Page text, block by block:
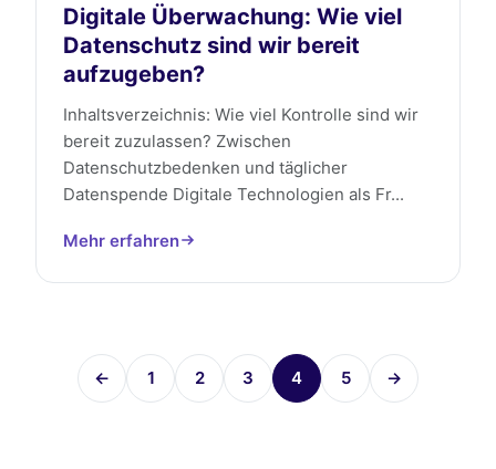
Digitale Überwachung: Wie viel
Datenschutz sind wir bereit
aufzugeben?
Inhaltsverzeichnis: Wie viel Kontrolle sind wir
bereit zuzulassen? Zwischen
Datenschutzbedenken und täglicher
Datenspende Digitale Technologien als Fr...
Mehr erfahren
← 1 2 3 4 5 →